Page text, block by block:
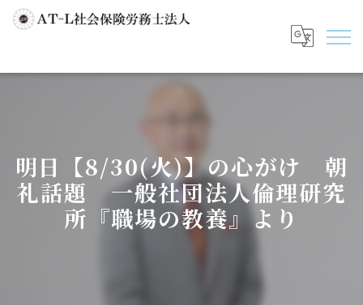
明日【8/30(火)】の心がけ 朝
礼話題 一般社団法人倫理研究
所『職場の教養』より